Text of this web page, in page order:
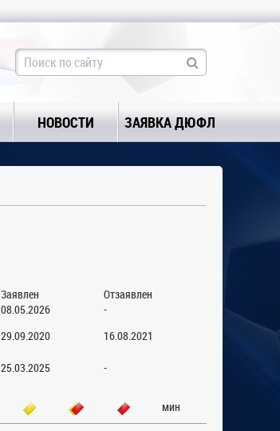
НОВОСТИ ЗАЯВКА ДЮФЛ
Заявлен
Отзаявлен
08.05.2026
-
29.09.2020 16.08.2021
25.03.2025 -
мин